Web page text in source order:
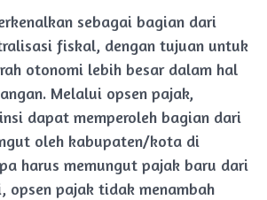
sebagai bagian dari
fiskal, dengan tujuan untuk
otonomi lebih besar dalam hal
Melalui opsen pajak,
dapat memperoleh bagian dari
oleh kabupaten/kota di
harus memungut pajak baru dari
opsen pajak tidak menambah